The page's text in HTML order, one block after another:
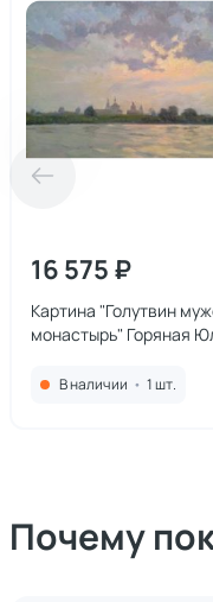
16 575 ₽
Картина "Голутвин
монастырь" Горяная
В наличии • 1 шт.
Почему